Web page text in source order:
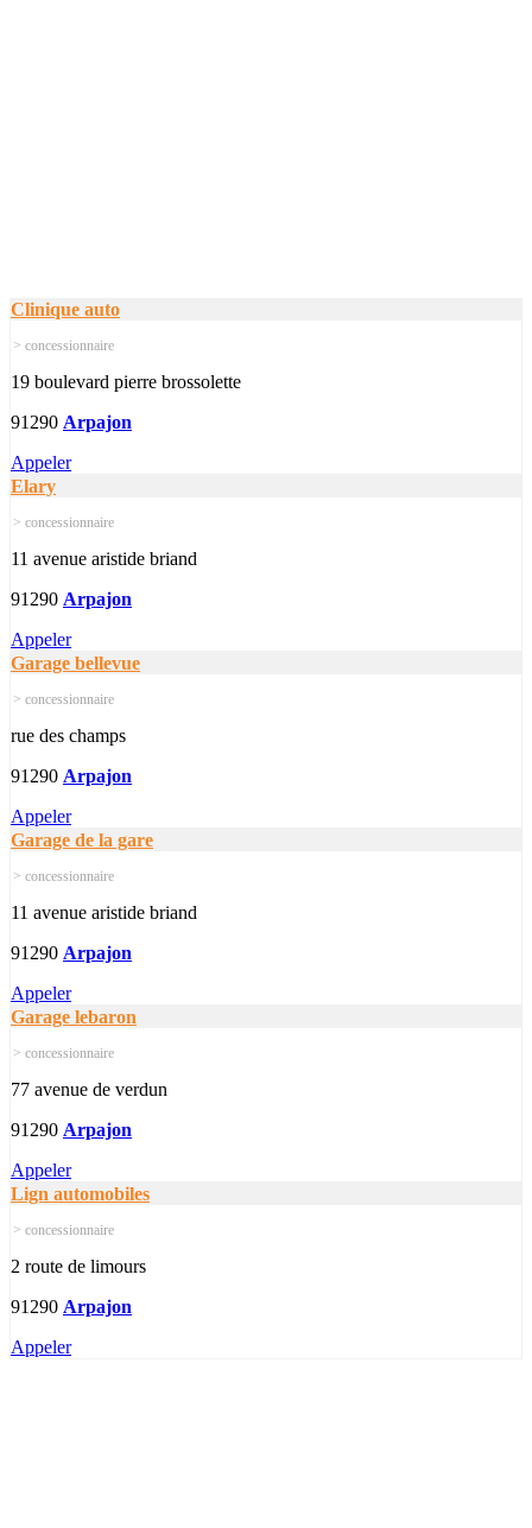
Clinique auto
> concessionnaire
19 boulevard pierre brossolette
91290 Arpajon
Appeler
Elary
> concessionnaire
11 avenue aristide briand
91290 Arpajon
Appeler
Garage bellevue
> concessionnaire
rue des champs
91290 Arpajon
Appeler
Garage de la gare
> concessionnaire
11 avenue aristide briand
91290 Arpajon
Appeler
Garage lebaron
> concessionnaire
77 avenue de verdun
91290 Arpajon
Appeler
Lign automobiles
> concessionnaire
2 route de limours
91290 Arpajon
Appeler